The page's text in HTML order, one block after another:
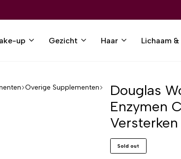
up Gezicht Haar Lichaam &
Overige Supplementen
Douglas
Enzymen
Sold out